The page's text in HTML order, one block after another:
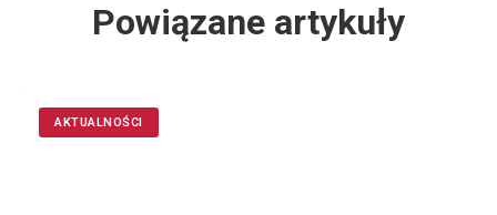
Powiązane artykuły
AKTUALNOŚCI